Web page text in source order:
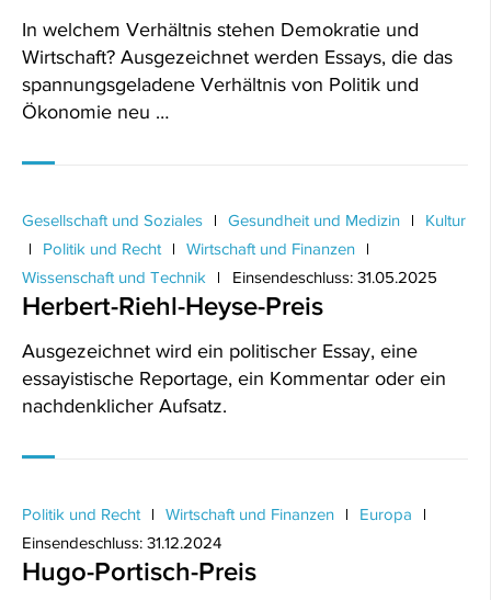
In welchem Verhältnis stehen Demokratie und
Wirtschaft? Ausgezeichnet werden Essays, die das
spannungsgeladene Verhältnis von Politik und
Ökonomie neu …
Gesellschaft und Soziales Gesundheit und Medizin
Kultur
Politik und Recht
Wirtschaft und Finanzen
Wissenschaft und Technik
Einsendeschluss: 31.05.2025
Herbert-Riehl-Heyse-Preis
Ausgezeichnet wird ein politischer Essay, eine
essayistische Reportage, ein Kommentar oder ein
nachdenklicher Aufsatz.
Politik und Recht Wirtschaft und Finanzen
Europa
Einsendeschluss: 31.12.2024
Hugo-Portisch-Preis